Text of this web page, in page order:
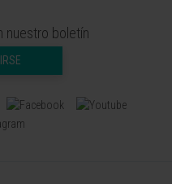
nuestro boletín